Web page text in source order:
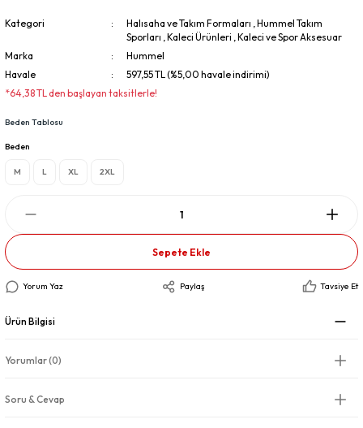
Kategori Halısaha ve Takım Formaları ,Hummel Takım
Sporları ,Kaleci Ürünleri ,Kaleci ve Spor Aksesuar
Marka
Hummel
Havale
597,55 TL (%5,00 havale indirimi)
*64,38 TL den başlayan taksitlerle!
Beden Tablosu
Beden
M L XL 2XL
Sepete Ekle
Yorum Yaz Paylaş Tavsiye Et
Ürün Bilgisi
Yorumlar (0)
Soru & Cevap